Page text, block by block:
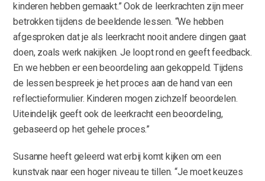
kinderen hebben gemaakt.” Ook de leerkrachten zijn meer
betrokken tijdens de beeldende lessen. “We hebben
afgesproken dat je als leerkracht nooit andere dingen gaat
doen, zoals werk nakijken. Je loopt rond en geeft feedback.
En we hebben er een beoordeling aan gekoppeld. Tijdens
de lessen bespreek je het proces aan de hand van een
reflectieformulier. Kinderen mogen zichzelf beoordelen.
Uiteindelijk geeft ook de leerkracht een beoordeling,
gebaseerd op het gehele proces.”
Susanne heeft geleerd wat erbij komt kijken om een
kunstvak naar een hoger niveau te tillen. “Je moet keuzes